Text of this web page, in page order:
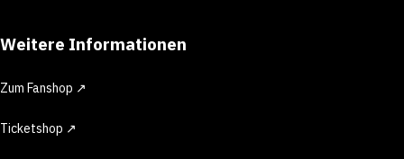
Weitere Informationen
Zum Fanshop ↗
Ticketshop ↗